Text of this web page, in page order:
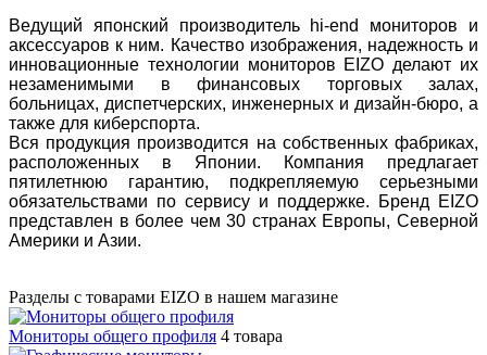
Ведущий японский производитель hi-end мониторов и
аксессуаров к ним. Качество изображения, надежность и
инновационные технологии мониторов EIZO делают их
незаменимыми в финансовых торговых залах,
больницах, диспетчерских, инженерных и дизайн-бюро, а
также для киберспорта.
Вся продукция производится на собственных фабриках,
расположенных в Японии. Компания предлагает
пятилетнюю гарантию, подкрепляемую серьезными
обязательствами по сервису и поддержке. Бренд EIZO
представлен в более чем 30 странах Европы, Северной
Америки и Азии.
Разделы с товарами EIZO в нашем магазине
Мониторы общего профиля 4 товара